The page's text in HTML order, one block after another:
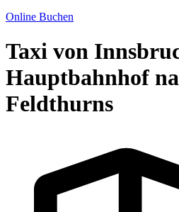
Online Buchen
Taxi von
Hauptbahnhof
Feldthurns